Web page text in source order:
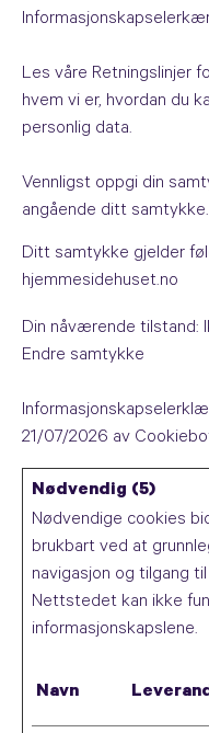
Les våre Retningslinjer
hvem vi er, hvordan du
personlig data.
Vennligst oppgi din
angående ditt samtykke.
Ditt samtykke gjelder
hjemmesidehuset.no
Din nåværende tilstand:
Endre samtykke
21/07/2026 av
Nødvendig (5)
Nødvendige cookies
brukbart ved at
navigasjon og tilgang
Nettstedet kan ikke
informasjonskapslene.
Navn